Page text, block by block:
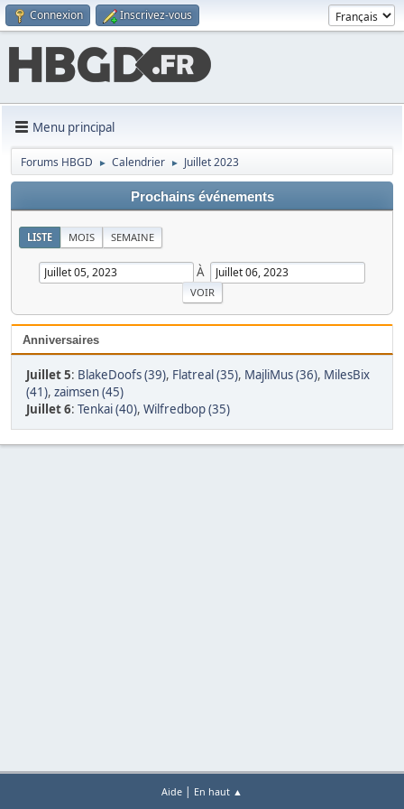
Connexion Inscrivez-vous
Menu principal
Forums HBGD ► Calendrier ► Juillet 2023
Prochains événements
LISTE MOIS SEMAINE
À
Anniversaires
Juillet 5: BlakeDoofs (39), Flatreal (35), MajliMus (36), MilesBix
(41), zaimsen (45)
Juillet 6: Tenkai (40), Wilfredbop (35)
Aide | En haut ▲